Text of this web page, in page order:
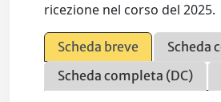
ricezione nel corso del 2025.
Scheda breve
Scheda
Scheda completa (DC)